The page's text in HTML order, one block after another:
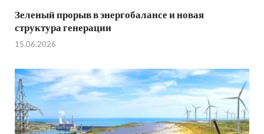
Зеленый прорыв в энергобалансе и новая
структура генерации
15.06.2026